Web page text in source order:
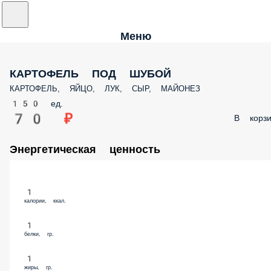
Меню
КАРТОФЕЛЬ ПОД ШУБОЙ
КАРТОФЕЛЬ, ЯЙЦО, ЛУК, СЫР, МАЙОНЕЗ
150 ед.
70 ₽ В
Энергетическая ценность
1
калории, ккал.
1
белки, гр.
1
жиры, гр.